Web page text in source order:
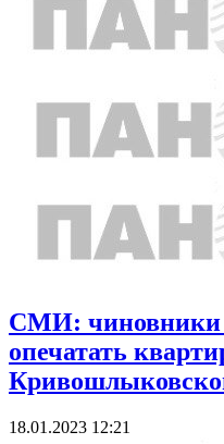
СМИ: чиновники
опечатать
18.01.2023 12:21